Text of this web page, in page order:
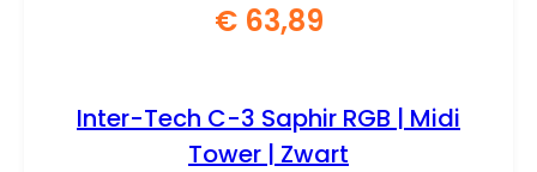
€63,89
Inter-Tech C-3 Saphir RGB | Midi
Tower | Zwart